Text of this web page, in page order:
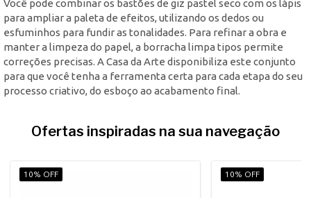
Você pode combinar os bastões de giz pastel seco com os lápis
para ampliar a paleta de efeitos, utilizando os dedos ou
esfuminhos para fundir as tonalidades. Para refinar a obra e
manter a limpeza do papel, a borracha limpa tipos permite
correções precisas. A Casa da Arte disponibiliza este conjunto
para que você tenha a ferramenta certa para cada etapa do seu
processo criativo, do esboço ao acabamento final.
Ofertas inspiradas na sua navegação
10% OFF 10% OFF